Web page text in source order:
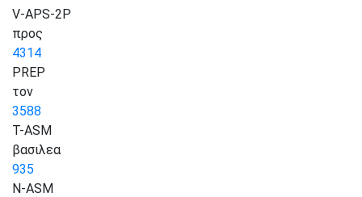
V-APS-2P
προς
4314
PREP
τον
3588
T-ASM
βασιλεα
935
N-ASM